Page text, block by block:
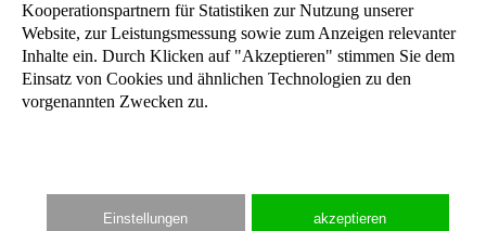
Klassische Häuser
Egal was Sie suchen, Sattel-, Walm- oder Pultdach,
m² oder 145 m², bei unseren klassischen Häusern
werden Sie fündig! Stöbern Sie doch einfach mal
Unsere durchdachten Grundrisse lassen Ihnen Platz zum
Kooperationspartnern für Statistiken zur Nutzung unserer
Website, zur Leistungsmessung sowie zum Anzeigen relevanter
Inhalte ein. Durch Klicken auf "Akzeptieren" stimmen Sie dem
Einsatz von Cookies und ähnlichen Technologien zu den
vorgenannten Zwecken zu.
Einstellungen akzeptieren